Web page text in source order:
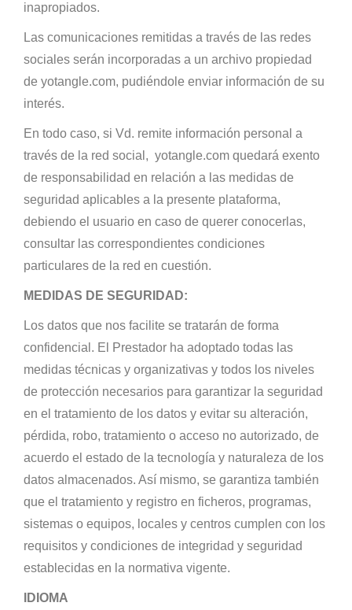
inapropiados.
Las comunicaciones remitidas a través de las redes
sociales serán incorporadas a un archivo propiedad
de yotangle.com, pudiéndole enviar información de su
interés.
En todo caso, si Vd. remite información personal a
través de la red social, yotangle.com quedará exento
de responsabilidad en relación a las medidas de
seguridad aplicables a la presente plataforma,
debiendo el usuario en caso de querer conocerlas,
consultar las correspondientes condiciones
particulares de la red en cuestión.
MEDIDAS DE SEGURIDAD:
Los datos que nos facilite se tratarán de forma
confidencial. El Prestador ha adoptado todas las
medidas técnicas y organizativas y todos los niveles
de protección necesarios para garantizar la seguridad
en el tratamiento de los datos y evitar su alteración,
pérdida, robo, tratamiento o acceso no autorizado, de
acuerdo el estado de la tecnología y naturaleza de los
datos almacenados. Así mismo, se garantiza también
que el tratamiento y registro en ficheros, programas,
sistemas o equipos, locales y centros cumplen con los
requisitos y condiciones de integridad y seguridad
establecidas en la normativa vigente.
IDIOMA